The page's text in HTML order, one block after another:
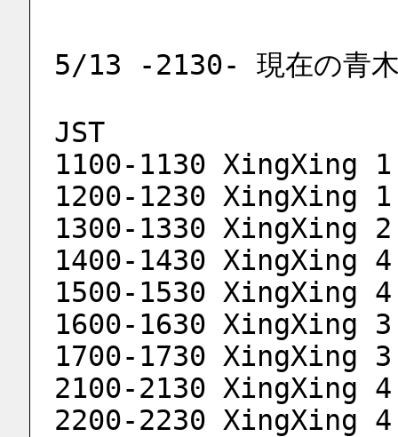
5/13 -2130- 現在の青木
JST
1100-1130 XingXing
1200-1230 XingXing
1300-1330 XingXing
1400-1430 XingXing
1500-1530 XingXing
1600-1630 XingXing
1700-1730 XingXing
2100-2130 XingXing
2200-2230 XingXing